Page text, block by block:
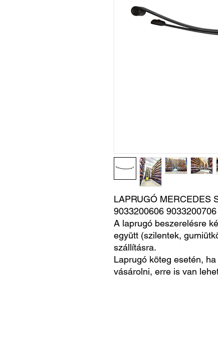
LAPRUGÓ MERCEDES
9033200606
A laprugó beszerelésre
együtt (szilentek,
szállításra.
Laprugó köteg esetén,
vásárolni, erre is van